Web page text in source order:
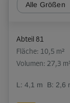
Alle Größen
Abteil 81
Fläche: 10,5 m²
Volumen: 27,3
L: 4,1 m B: 2,6